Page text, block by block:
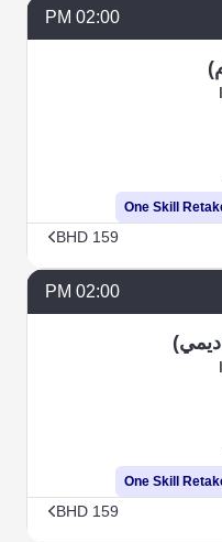
02:00 PM
One Skill
BHD 159
02:00 PM
One Skill
BHD 159